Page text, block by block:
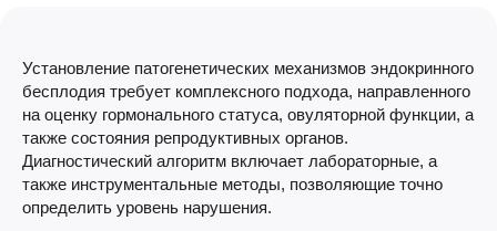
Установление патогенетических механизмов эндокринного
бесплодия требует комплексного подхода, направленного
на оценку гормонального статуса, овуляторной функции, а
также состояния репродуктивных органов.
Диагностический алгоритм включает лабораторные, а
также инструментальные методы, позволяющие точно
определить уровень нарушения.